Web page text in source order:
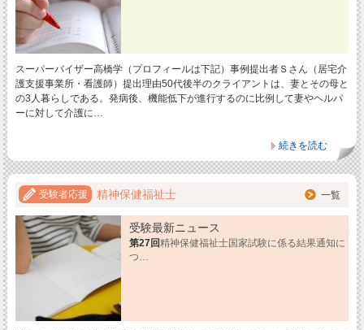
スーパーバイザー高橋学（プロフィールは下記）事例提出者Ｓさん（居宅介
護支援事業所・看護師）提出理由50代後半のクライアントは、妻とその母と
の3人暮らしである。発病後、機能低下が進行するのに比例して妻やヘルパ
ーに対して介護に…
続きを読む
受験者応援 精神保健福祉士 一覧
受験最新ニュース
第27回精神保健福祉士国家試験に係る結果通知に
つ…